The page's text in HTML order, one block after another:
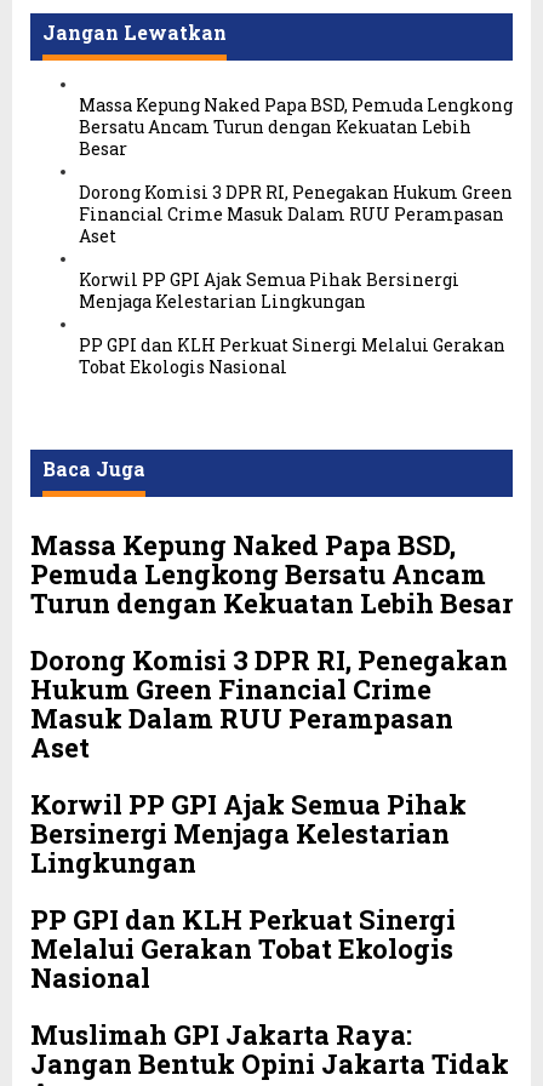
Jangan Lewatkan
Massa Kepung Naked Papa BSD, Pemuda Lengkong
Bersatu Ancam Turun dengan Kekuatan Lebih
Besar
Dorong Komisi 3 DPR RI, Penegakan Hukum Green
Financial Crime Masuk Dalam RUU Perampasan
Aset
Korwil PP GPI Ajak Semua Pihak Bersinergi
Menjaga Kelestarian Lingkungan
PP GPI dan KLH Perkuat Sinergi Melalui Gerakan
Tobat Ekologis Nasional
Baca Juga
Massa Kepung Naked Papa BSD,
Pemuda Lengkong Bersatu Ancam
Turun dengan Kekuatan Lebih Besar
Dorong Komisi 3 DPR RI, Penegakan
Hukum Green Financial Crime
Masuk Dalam RUU Perampasan
Aset
Korwil PP GPI Ajak Semua Pihak
Bersinergi Menjaga Kelestarian
Lingkungan
PP GPI dan KLH Perkuat Sinergi
Melalui Gerakan Tobat Ekologis
Nasional
Muslimah GPI Jakarta Raya:
Jangan Bentuk Opini Jakarta Tidak